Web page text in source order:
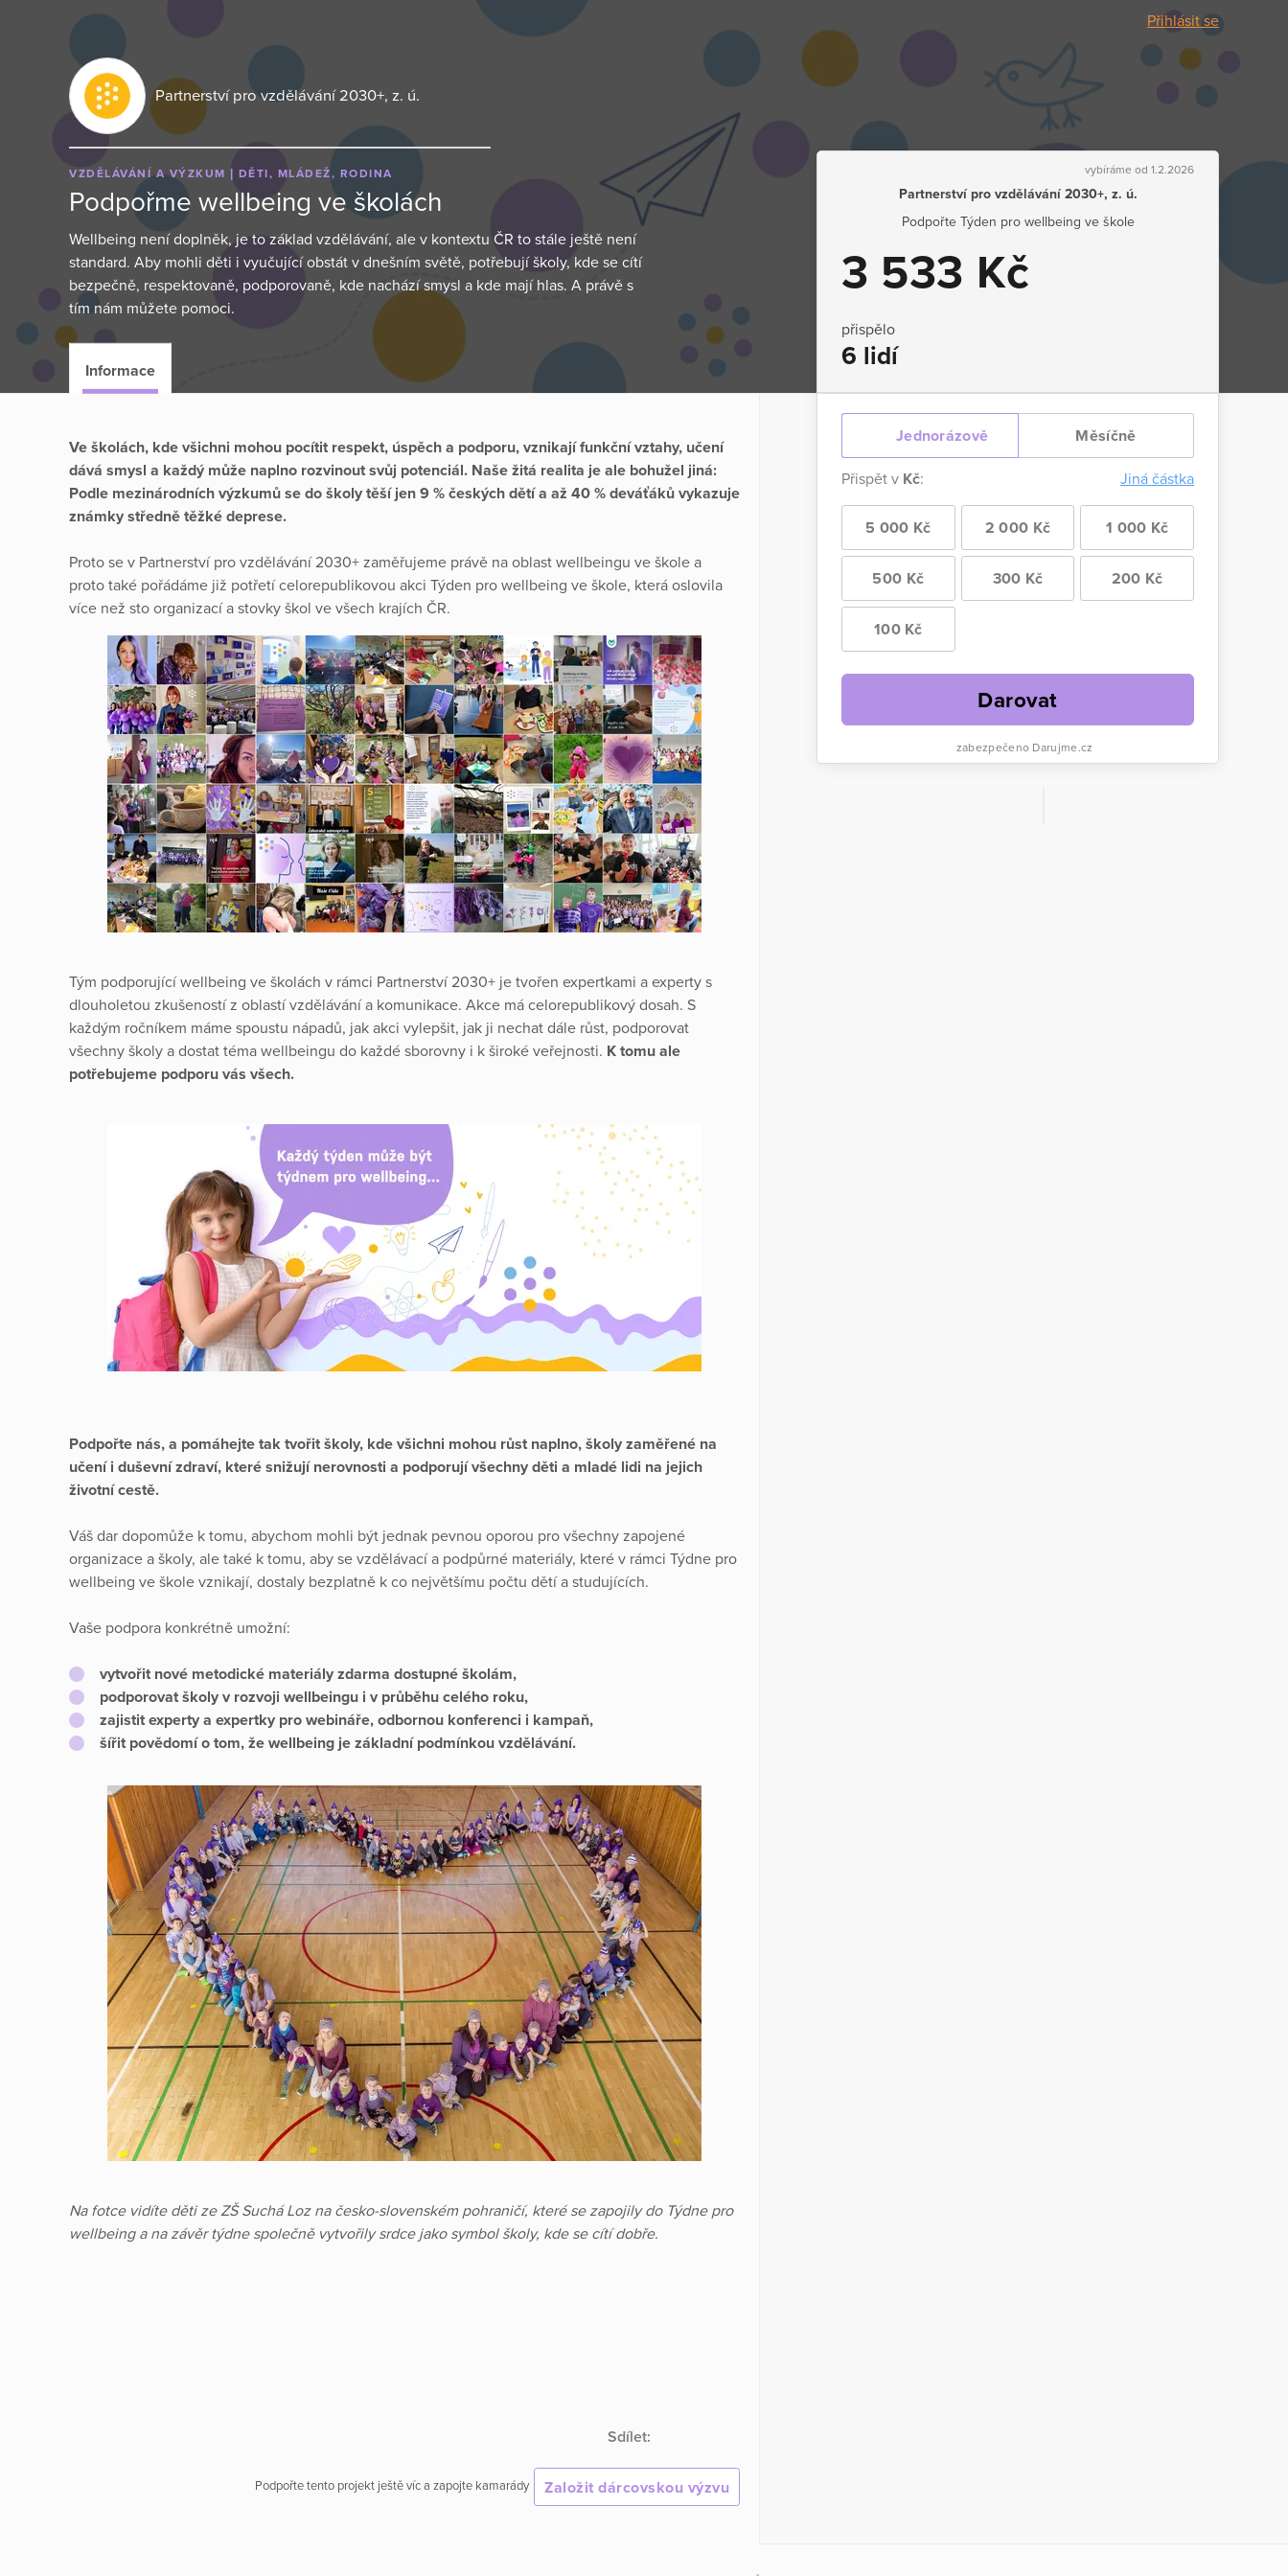
Přihlásit se
Partnerství pro vzdělávání 2030+, z. ú.
VZDĚLÁVÁNÍ A VÝZKUM DĚTI, MLÁDEŽ, RODINA
Podpořme wellbeing ve školách
Wellbeing není doplněk, je to základ vzdělávání, ale v kontextu ČR to stále ještě není
standard. Aby mohli děti i vyučující obstát v dnešním světě, potřebují školy, kde se cítí
bezpečně, respektovaně, podporovaně, kde nachází smysl a kde mají hlas. A právě s
tím nám můžete pomoci.
vybíráme od 1.2.2026
Partnerství pro vzdělávání 2030+, z. ú.
Podpořte Týden pro wellbeing ve škole
3 533 Kč
přispělo
6 lidí
Jednorázově Měsíčně
Přispět v Kč: Jiná částka
5 000 Kč 2 000 Kč 1 000 Kč
500 Kč 300 Kč 200 Kč
100 Kč
Darovat
zabezpečeno Darujme.cz
Informace
Ve školách, kde všichni mohou pocítit respekt, úspěch a podporu, vznikají funkční vztahy, učení
dává smysl a každý může naplno rozvinout svůj potenciál. Naše žitá realita je ale bohužel jiná:
Podle mezinárodních výzkumů se do školy těší jen 9 % českých dětí a až 40 % deváťáků vykazuje
známky středně těžké deprese.
Proto se v Partnerství pro vzdělávání 2030+ zaměřujeme právě na oblast wellbeingu ve škole a
proto také pořádáme již potřetí celorepublikovou akci Týden pro wellbeing ve škole, která oslovila
více než sto organizací a stovky škol ve všech krajích ČR.
Tým podporující wellbeing ve školách v rámci Partnerství 2030+ je tvořen expertkami a experty s
dlouholetou zkušeností z oblastí vzdělávání a komunikace. Akce má celorepublikový dosah. S
každým ročníkem máme spoustu nápadů, jak akci vylepšit, jak ji nechat dále růst, podporovat
všechny školy a dostat téma wellbeingu do každé sborovny i k široké veřejnosti. K tomu ale
potřebujeme podporu vás všech.
Podpořte nás, a pomáhejte tak tvořit školy, kde všichni mohou růst naplno, školy zaměřené na
učení i duševní zdraví, které snižují nerovnosti a podporují všechny děti a mladé lidi na jejich
životní cestě.
Váš dar dopomůže k tomu, abychom mohli být jednak pevnou oporou pro všechny zapojené
organizace a školy, ale také k tomu, aby se vzdělávací a podpůrné materiály, které v rámci Týdne pro
wellbeing ve škole vznikají, dostaly bezplatně k co největšímu počtu dětí a studujících.
Vaše podpora konkrétně umožní:
vytvořit nové metodické materiály zdarma dostupné školám,
podporovat školy v rozvoji wellbeingu i v průběhu celého roku,
zajistit experty a expertky pro webináře, odbornou konferenci i kampaň,
šířit povědomí o tom, že wellbeing je základní podmínkou vzdělávání.
Na fotce vidíte děti ze ZŠ Suchá Loz na česko-slovenském pohraničí, které se zapojily do Týdne pro
wellbeing a na závěr týdne společně vytvořily srdce jako symbol školy, kde se cítí dobře.
Sdílet:
Podpořte tento projekt ještě víc a zapojte kamarády Založit dárcovskou výzvu